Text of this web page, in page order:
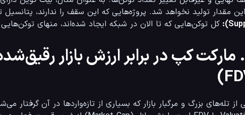
تولید نخواهد شد. پروژه‌هایی که این سقف را ندارند، پتانسیل تورم نامحدود دارند. *
کل توکن‌هایی که تا الان در شبکه ایجاد شده‌اند، منهای توکن‌هایی که به طور قطعی سوزانده شده و از بین رفته‌اند.